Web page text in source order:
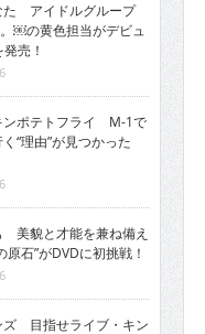
た アイドルグループ
￼の黄色担当がデビュ
売！
ンポテトフライ M-1で
“理由”が見つかった
美貌と才能を兼ね備え
原石”がDVDに初挑戦！
ズ 目指せライブ・キン